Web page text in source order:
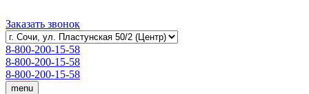
Заказать звонок
8-800-200-15-58
8-800-200-15-58
8-800-200-15-58
menu